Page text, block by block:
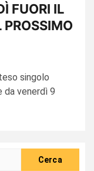
FUORI IL
singolo
da venerdì 9